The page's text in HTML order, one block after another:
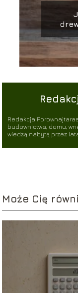
Redakcja
budownictwa, domu,
wiedzą nabytą przez
Może Cię